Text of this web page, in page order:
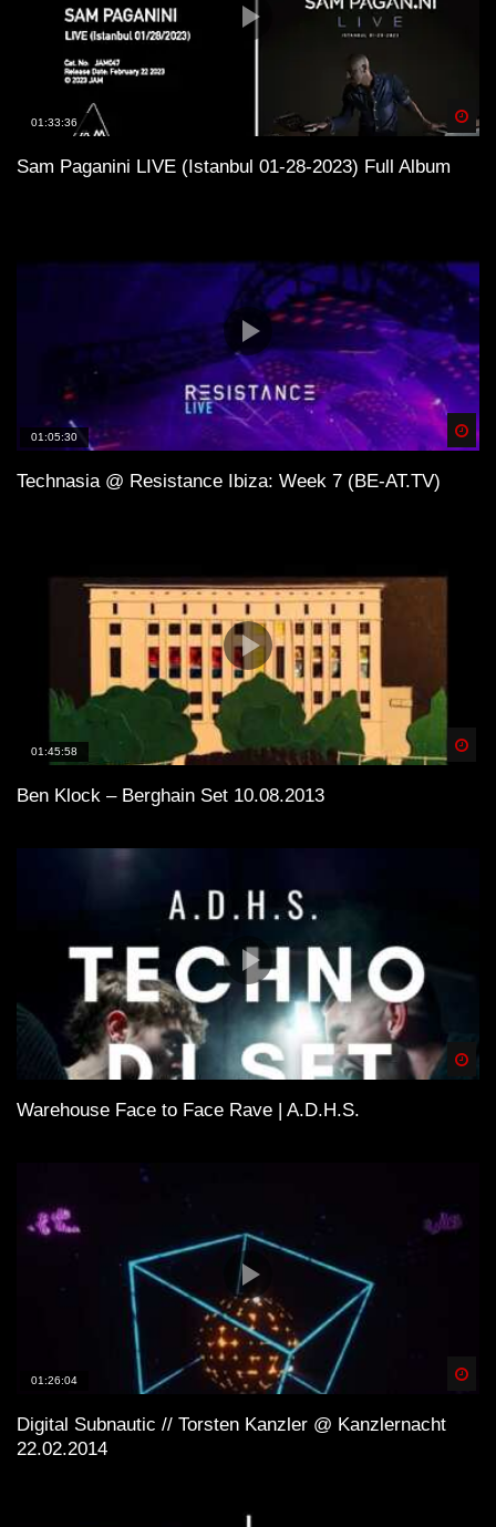
01:33:36
Sam Paganini LIVE (Istanbul 01-28-2023) Full Album
01:05:30
Technasia @ Resistance Ibiza: Week 7 (BE-AT.TV)
01:45:58
Ben Klock – Berghain Set 10.08.2013
Warehouse Face to Face Rave | A.D.H.S.
01:26:04
Digital Subnautic // Torsten Kanzler @ Kanzlernacht
22.02.2014